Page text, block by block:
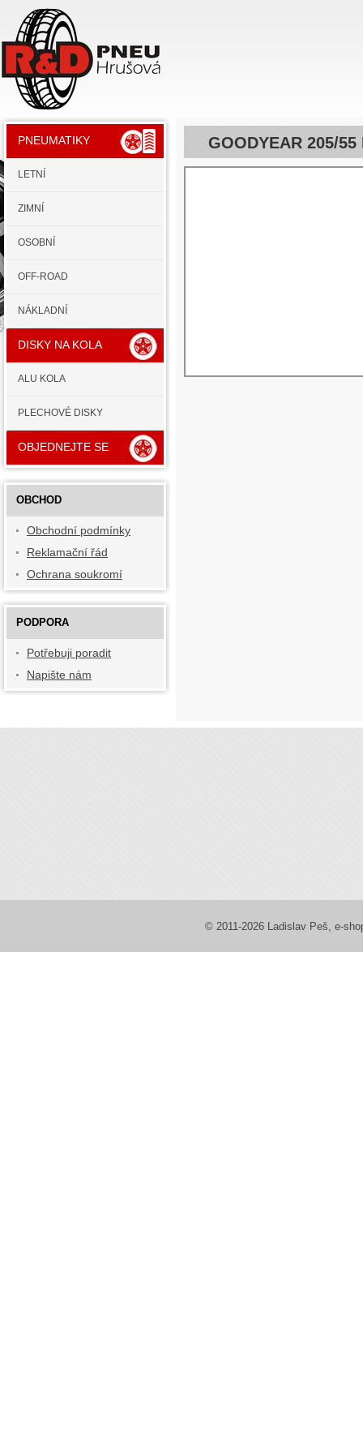
PNEUMATIKY
LETNÍ
ZIMNÍ
OSOBNÍ
OFF-ROAD
NÁKLADNÍ
DISKY NA KOLA
ALU KOLA
PLECHOVÉ DISKY
OBJEDNEJTE SE
OBCHOD
Obchodní podmínky
Reklamační řád
Ochrana soukromí
PODPORA
Potřebuji poradit
Napište nám
GOODYEAR 205/
© 2011-2026 Ladislav Peš, e-